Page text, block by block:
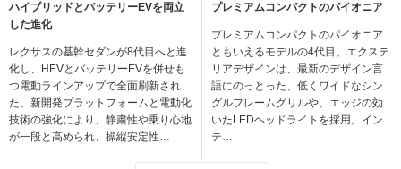
ハイブリッドとバッテリーEVを両立
した進化
レクサスの基幹セダンが8代目へと進
化し、HEVとバッテリーEVを併せも
つ電動ラインアップで全面刷新され
た。新開発プラットフォームと電動化
技術の強化により、静粛性や乗り心地
が一段と高められ、操縦安定性…
プレミアムコンパクトのパイオニア
プレミアムコンパクトのパイオニア
ともいえるモデルの4代目。エクステ
リアデザインは、最新のデザイン言
語にのっとった、低くワイドなシン
グルフレームグリルや、エッジの効
いたLEDヘッドライトを採用。イン
テ…